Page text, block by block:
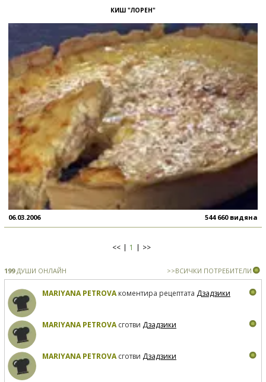
КИШ "ЛОРЕН"
06.03.2006 544 660 видяна
<< 1 >>
199ДУШИ ОНЛАЙН >>ВСИЧКИ ПОТРЕБИТЕЛИ
MARIYANA PETROVAкоментира рецептата Дзадзики
MARIYANA PETROVAсготви Дзадзики
MARIYANA PETROVAсготви Дзадзики